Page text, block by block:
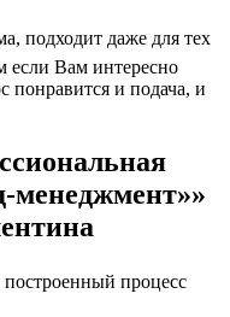
подходит даже для тех
если Вам интересно
понравится и подача, и
менеджмент»»
построенный процесс